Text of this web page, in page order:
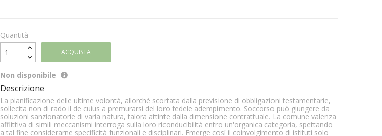
Quantità
ACQUISTA
Non disponibile
Descrizione
La pianificazione delle ultime volontà, allorché scortata dalla previsione di obbligazioni testamentarie,
sollecita non di rado il de cuius a premurarsi del loro fedele adempimento. Soccorso può giungere da
soluzioni sanzionatorie di varia natura, talora attinte dalla dimensione contrattuale. La comune valenza
afflittiva di simili meccanismi interroga sulla loro riconducibilità entro un'organica categoria, spettando
a tal fine considerarne specificità funzionali e disciplinari. Emerge così il coinvolgimento di istituti solo